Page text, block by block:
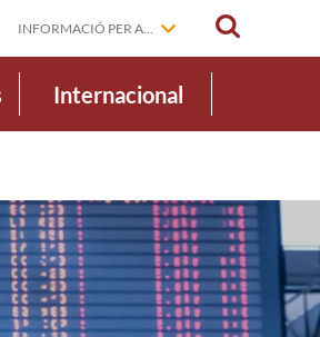
INFORMACIÓ PER A...
Internacional